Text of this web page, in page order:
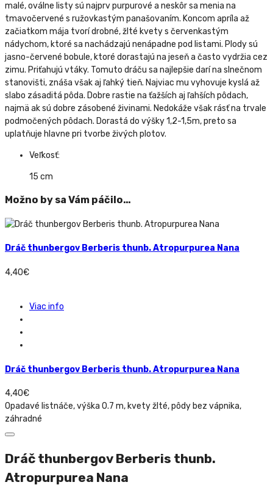
malé, oválne listy sú najprv purpurové a neskôr sa menia na
tmavočervené s ružovkastým panašovaním. Koncom apríla až
začiatkom mája tvorí drobné, žlté kvety s červenkastým
nádychom, ktoré sa nachádzajú nenápadne pod listami. Plody sú
jasno-červené bobule, ktoré dorastajú na jeseň a často vydržia cez
zimu. Priťahujú vtáky. Tomuto dráču sa najlepšie darí na slnečnom
stanovišti, znáša však aj ľahký tieň. Najviac mu vyhovuje kyslá až
slabo zásaditá pôda. Dobre rastie na ťažších aj ľahších pôdach,
najmä ak sú dobre zásobené živinami. Nedokáže však rásť na trvale
podmočených pôdach. Dorastá do výšky 1,2-1,5m, preto sa
uplatňuje hlavne pri tvorbe živých plotov.
Veľkosť:
15 cm
Možno by sa Vám páčilo…
Dráč thunbergov Berberis thunb. Atropurpurea Nana
4,40€
Viac info
Dráč thunbergov Berberis thunb. Atropurpurea Nana
4,40€
Opadavé listnáče, výška 0.7 m, kvety žlté, pôdy bez vápnika,
záhradné
Dráč thunbergov Berberis thunb.
Atropurpurea Nana